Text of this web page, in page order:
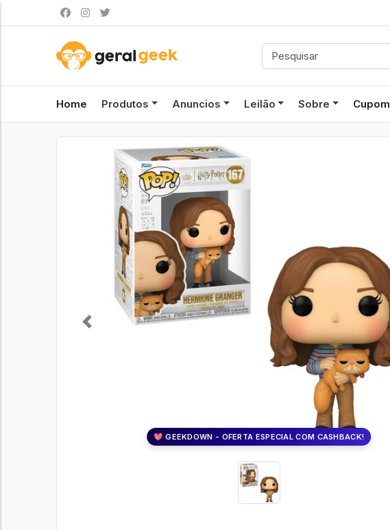
Home Produtos Anuncios Leilão Sobre Cupom
💖 GEEKDOWN - OFERTA ESPECIAL COM CASHBACK!
Previous